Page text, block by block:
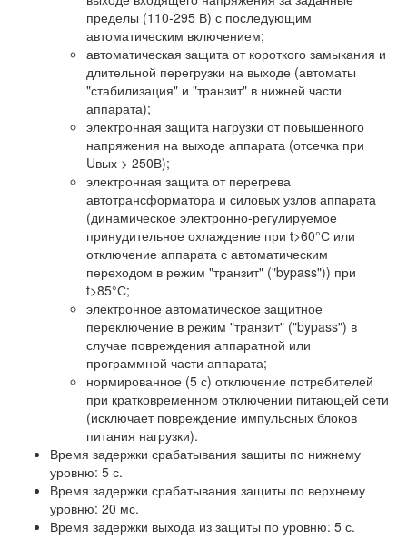
пределы (110-295 В) с последующим
автоматическим включением;
автоматическая защита от короткого замыкания и
длительной перегрузки на выходе (автоматы
"стабилизация" и "транзит" в нижней части
аппарата);
электронная защита нагрузки от повышенного
напряжения на выходе аппарата (отсечка при
Uвых > 250В);
электронная защита от перегрева
автотрансформатора и силовых узлов аппарата
(динамическое электронно-регулируемое
принудительное охлаждение при t>60°С или
отключение аппарата с автоматическим
переходом в режим "транзит" ("bypass")) при
t>85°С;
электронное автоматическое защитное
переключение в режим "транзит" ("bypass") в
случае повреждения аппаратной или
программной части аппарата;
нормированное (5 с) отключение потребителей
при кратковременном отключении питающей сети
(исключает повреждение импульсных блоков
питания нагрузки).
Время задержки срабатывания защиты по нижнему
уровню: 5 с.
Время задержки срабатывания защиты по верхнему
уровню: 20 мс.
Время задержки выхода из защиты по уровню: 5 с.